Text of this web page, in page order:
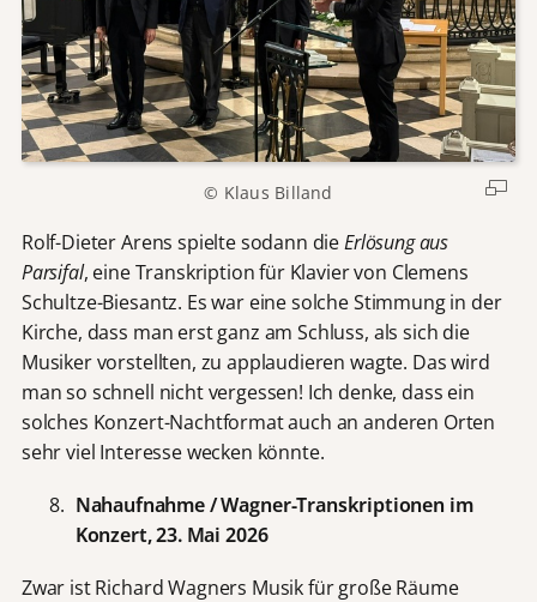
© Klaus Billand
Rolf-Dieter Arens spielte sodann dieErlösung aus
Parsifal, eine Transkription für Klavier von Clemens
Schultze-Biesantz. Es war eine solche Stimmung in der
Kirche, dass man erst ganz am Schluss, als sich die
Musiker vorstellten, zu applaudieren wagte. Das wird
man so schnell nicht vergessen! Ich denke, dass ein
solches Konzert-Nachtformat auch an anderen Orten
sehr viel Interesse wecken könnte.
Nahaufnahme / Wagner-Transkriptionen im
Konzert, 23. Mai 2026
Zwar ist Richard Wagners Musik für große Räume